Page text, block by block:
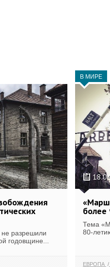
разрешили
годовщине...
В МИРЕ
«Марш
более
Тема
80-
ЕВРОПА